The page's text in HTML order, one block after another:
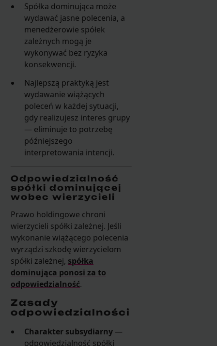
Spółka dominująca może
wydawać jasne polecenia, a
menedżerowie spółek
zależnych mogą je
wykonywać bez ryzyka
konsekwencji.
Najlepszą praktyką jest
wydawanie wiążących
poleceń w każdej sytuacji,
gdy realizujesz interes grupy
— eliminuje to potrzebę
późniejszego
interpretowania intencji.
Odpowiedzialność
spółki dominującej
wobec wierzycieli
Prawo holdingowe chroni
wierzycieli spółki zależnej. Jeśli
wykonanie wiążącego polecenia
wyrządzi szkodę wierzycielom
spółki zależnej, spółka
dominująca ponosi za to
odpowiedzialność.
Zasady
odpowiedzialności
Charakter subsydiarny —
odpowiedzialność spółki